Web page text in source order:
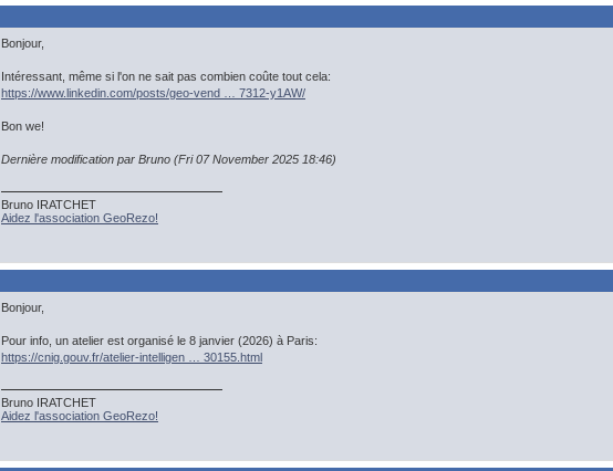
Bonjour,
Intéressant, même si l'on ne sait pas combien coûte tout cela:
https://www.linkedin.com/posts/geo-vend … 7312-y1AW/
Bon we!
Dernière modification par Bruno (Fri 07 November 2025 18:46)
Bruno IRATCHET
Aidez l'association GeoRezo!
Bonjour,
Pour info, un atelier est organisé le 8 janvier (2026) à Paris:
https://cnig.gouv.fr/atelier-intelligen … 30155.html
Bruno IRATCHET
Aidez l'association GeoRezo!